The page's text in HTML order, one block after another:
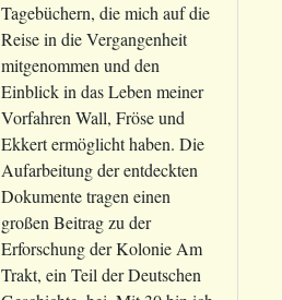
Tagebüchern, die mich auf die
Reise in die Vergangenheit
mitgenommen und den
Einblick in das Leben meiner
Vorfahren Wall, Fröse und
Ekkert ermöglicht haben. Die
Aufarbeitung der entdeckten
Dokumente tragen einen
großen Beitrag zu der
Erforschung der Kolonie Am
Trakt, ein Teil der Deutschen